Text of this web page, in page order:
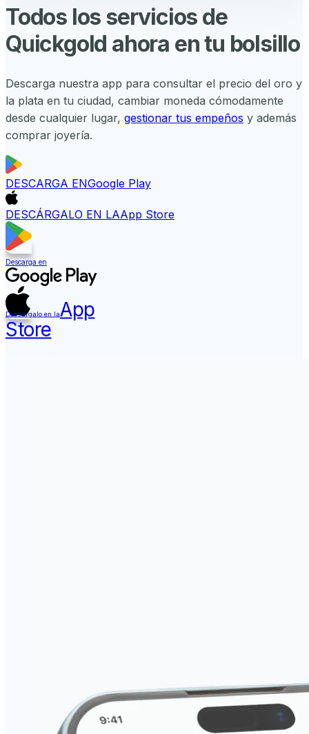
Todos los servicios de
Quickgold ahora en tu bolsillo
Descarga nuestra app para consultar el precio del oro y
la plata en tu ciudad, cambiar moneda cómodamente
desde cualquier lugar, gestionar tus empeños y además
comprar joyería.
DESCARGA ENGoogle Play
DESCÁRGALO EN LAApp Store
Descarga en
Descárgalo en laApp
Store